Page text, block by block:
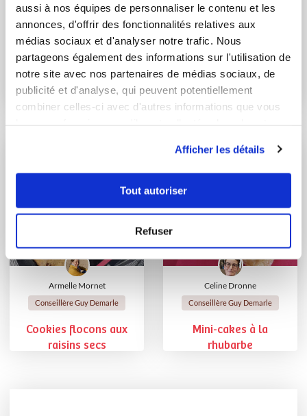
aussi à nos équipes de personnaliser le contenu et les
annonces, d'offrir des fonctionnalités relatives aux
médias sociaux et d'analyser notre trafic. Nous
partageons également des informations sur l'utilisation de
notre site avec nos partenaires de médias sociaux, de
publicité et d'analyse, qui peuvent potentiellement
combiner celles-ci avec d'autres informations que vous
Afficher les détails
Tout autoriser
Refuser
mario-m
Muffins light aux
dattes
columbo38
Compote de pommes
Armelle Mornet
Conseillère Guy Demarle
Cookies flocons aux
raisins secs
Celine Dronne
Conseillère Guy Demarle
Mini-cakes à la
rhubarbe